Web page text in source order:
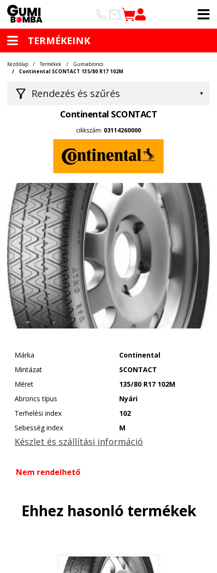
TERMÉKEINK
Rendezés és szűrés
Kezdőlap Termékek
Gumiabroncs
Continental SCONTACT 135/80 R17 102M
Continental SCONTACT
cikkszám: 03114260000
Márka
Continental
Mintázat
SCONTACT
Méret
135/80 R17 102M
Abroncs típus
Nyári
Terhelési index
102
Sebesség index
M
Készlet és szállítási információ
Nem rendelhető
Ehhez hasonló termékek